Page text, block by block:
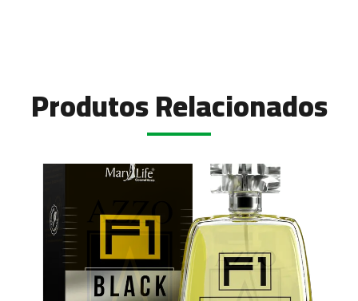
Produtos Relacionados